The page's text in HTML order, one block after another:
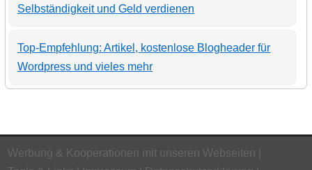
Selbständigkeit und Geld verdienen
Top-Empfehlung: Artikel, kostenlose Blogheader für
Wordpress und vieles mehr
Werbung & Kooperationen mit unseren Webseiten